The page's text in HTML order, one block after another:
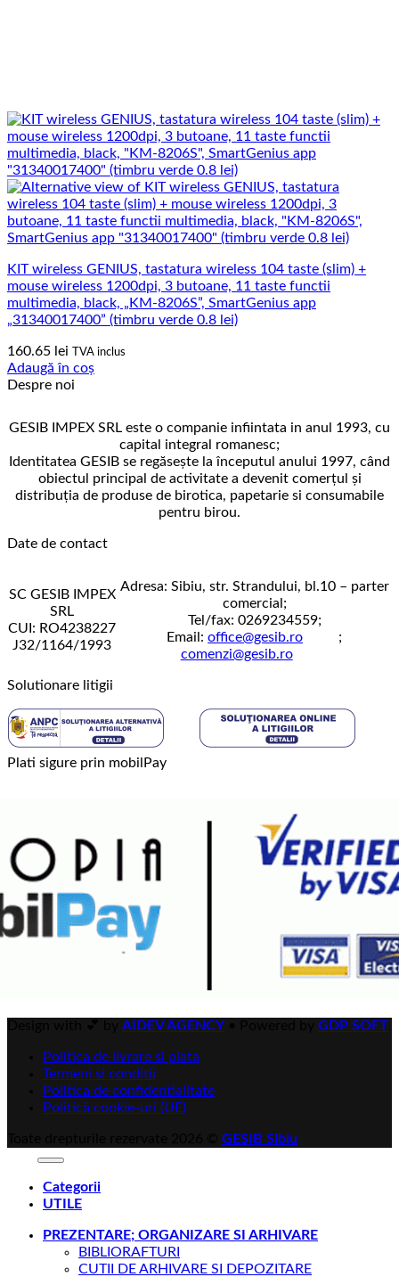
KIT wireless GENIUS, tastatura wireless 104 taste (slim) +
mouse wireless 1200dpi, 3 butoane, 11 taste functii
multimedia, black, „KM-8206S”, SmartGenius app
„31340017400” (timbru verde 0.8 lei)
160.65 lei TVA inclus
Adaugă în coș
Despre noi
GESIB IMPEX SRL este o companie infiintata in anul 1993, cu
capital integral romanesc;
Identitatea GESIB se regăseşte la începutul anului 1997, când
obiectul principal de activitate a devenit comerţul şi
distribuţia de produse de birotica, papetarie si consumabile
pentru birou.
Date de contact
SC GESIB IMPEX
SRL
CUI: RO4238227
J32/1164/1993
Adresa: Sibiu, str. Strandului, bl.10 – parter
comercial;
Tel/fax: 0269234559;
Email:office@gesib.ro
;
comenzi@gesib.ro
Solutionare litigii
Plati sigure prin mobilPay
AIDEV AGENCY GDP SOFT
Politica de livrare si plata
Termeni si conditii
Politica de confidentialitate
Politică cookie-uri (UE)
GESIB Sibiu
Categorii
UTILE
PREZENTARE; ORGANIZARE SI ARHIVARE
BIBLIORAFTURI
CUTII DE ARHIVARE SI DEPOZITARE